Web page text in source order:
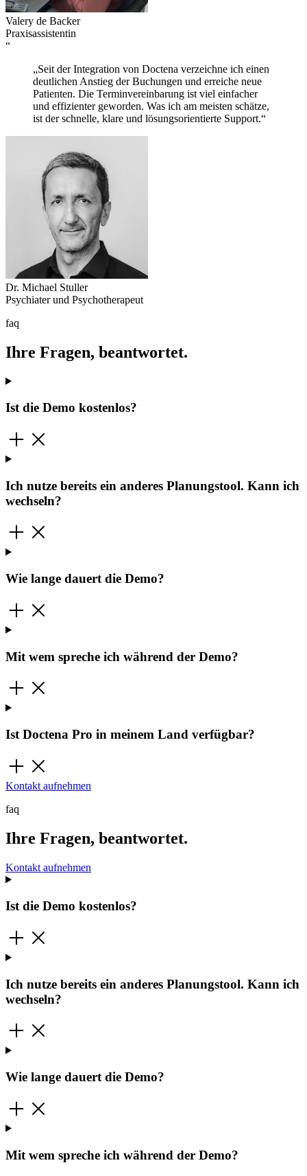
Valery de Backer
Praxisassistentin
“
„Seit der Integration von Doctena verzeichne ich einen
deutlichen Anstieg der Buchungen und erreiche neue
Patienten. Die Terminvereinbarung ist viel einfacher
und effizienter geworden. Was ich am meisten schätze,
ist der schnelle, klare und lösungsorientierte Support.“
Dr. Michael Stuller
Psychiater und Psychotherapeut
faq
Ihre Fragen, beantwortet.
Ist die Demo kostenlos?
Ich nutze bereits ein anderes Planungstool. Kann ich
wechseln?
Wie lange dauert die Demo?
Mit wem spreche ich während der Demo?
Ist Doctena Pro in meinem Land verfügbar?
Kontakt aufnehmen
faq
Ihre Fragen, beantwortet.
Kontakt aufnehmen
Ist die Demo kostenlos?
Ich nutze bereits ein anderes Planungstool. Kann ich
wechseln?
Wie lange dauert die Demo?
Mit wem spreche ich während der Demo?